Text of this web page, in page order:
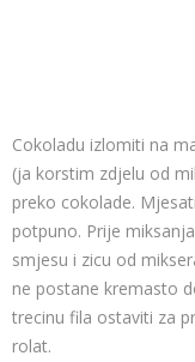
Cokoladu izlomiti na
(ja korstim zdjelu od
preko cokolade.
potpuno. Prije
smjesu i zicu od
ne postane kremasto
trecinu fila ostaviti za
rolat.